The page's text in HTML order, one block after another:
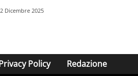
2 Dicembre 2025
Policy Redazione